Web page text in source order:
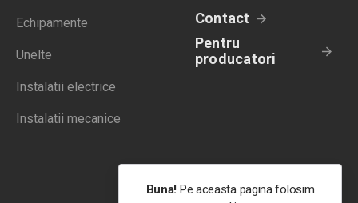
Echipamente
Unelte
Instalatii electrice
Instalatii mecanice
Contact
Pentru
producatori
Buna! Pe aceasta pagina folosim